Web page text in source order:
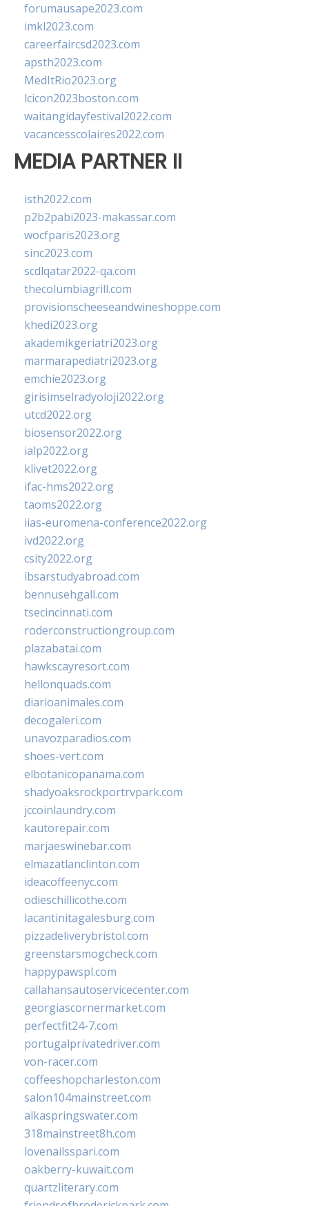
forumausape2023.com
imkl2023.com
careerfaircsd2023.com
apsth2023.com
MedItRio2023.org
lcicon2023boston.com
waitangidayfestival2022.com
vacancesscolaires2022.com
MEDIA PARTNER II
isth2022.com
p2b2pabi2023-makassar.com
wocfparis2023.org
sinc2023.com
scdlqatar2022-qa.com
thecolumbiagrill.com
provisionscheeseandwineshoppe.com
khedi2023.org
akademikgeriatri2023.org
marmarapediatri2023.org
emchie2023.org
girisimselradyoloji2022.org
utcd2022.org
biosensor2022.org
ialp2022.org
klivet2022.org
ifac-hms2022.org
taoms2022.org
iias-euromena-conference2022.org
ivd2022.org
csity2022.org
ibsarstudyabroad.com
bennusehgall.com
tsecincinnati.com
roderconstructiongroup.com
plazabatai.com
hawkscayresort.com
hellonquads.com
diarioanimales.com
decogaleri.com
unavozparadios.com
shoes-vert.com
elbotanicopanama.com
shadyoaksrockportrvpark.com
jccoinlaundry.com
kautorepair.com
marjaeswinebar.com
elmazatlanclinton.com
ideacoffeenyc.com
odieschillicothe.com
lacantinitagalesburg.com
pizzadeliverybristol.com
greenstarsmogcheck.com
happypawspl.com
callahansautoservicecenter.com
georgiascornermarket.com
perfectfit24-7.com
portugalprivatedriver.com
von-racer.com
coffeeshopcharleston.com
salon104mainstreet.com
alkaspringswater.com
318mainstreet8h.com
lovenailsspari.com
oakberry-kuwait.com
quartzliterary.com